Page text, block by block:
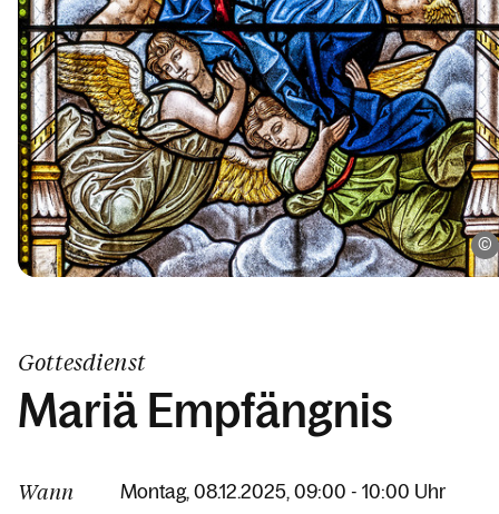
Gottesdienst
Mariä Empfängnis
Wann Montag, 08.12.2025, 09:00 - 10:00 Uhr